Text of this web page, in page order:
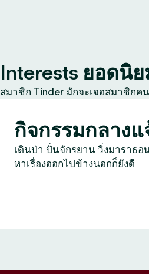
Interests ยอดนิ
สมาชิก Tinder มักจะเจอสมาชิกค
กิจกรรมกลางแ
เดินป่า ปั่นจักรยาน วิ่งมาราธอ
หาเรื่องออกไปข้างนอกก็ยังดี